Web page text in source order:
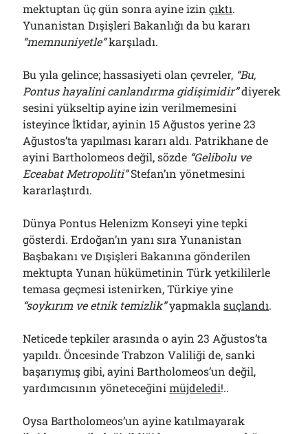
mektuptan üç gün sonra ayine izinçıktı.
Yunanistan Dışişleri Bakanlığı da bu kararı
“memnuniyetle”karşıladı.
Bu yıla gelince; hassasiyeti olan çevreler, “Bu,
Pontus hayalini canlandırma gidişimidir”diyerek
sesini yükseltip ayine izin verilmemesini
isteyince İktidar, ayinin 15 Ağustos yerine 23
Ağustos’ta yapılması kararı aldı. Patrikhane de
ayini Bartholomeos değil, sözde “Gelibolu ve
Eceabat Metropoliti”Stefan’ın yönetmesini
kararlaştırdı.
Dünya Pontus Helenizm Konseyi yine tepki
gösterdi. Erdoğan’ın yanı sıra Yunanistan
Başbakanı ve Dışişleri Bakanına gönderilen
mektupta Yunan hükümetinin Türk yetkililerle
temasa geçmesi istenirken, Türkiye yine
“soykırım ve etnik temizlik”yapmaklasuçlandı.
Neticede tepkiler arasında o ayin 23 Ağustos’ta
yapıldı. Öncesinde Trabzon Valiliği de, sanki
başarıymış gibi, ayini Bartholomeos’un değil,
yardımcısının yöneteceğinimüjdeledi!..
Oysa Bartholomeos’un ayine katılmayarak